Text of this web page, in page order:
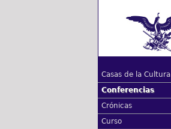
Casas de la Cultura
Conferencias
Crónicas
Curso